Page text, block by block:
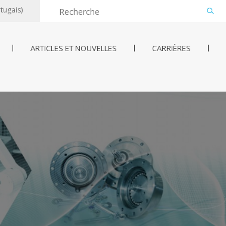
ARTICLES ET NOUVELLES CARRIÈRES